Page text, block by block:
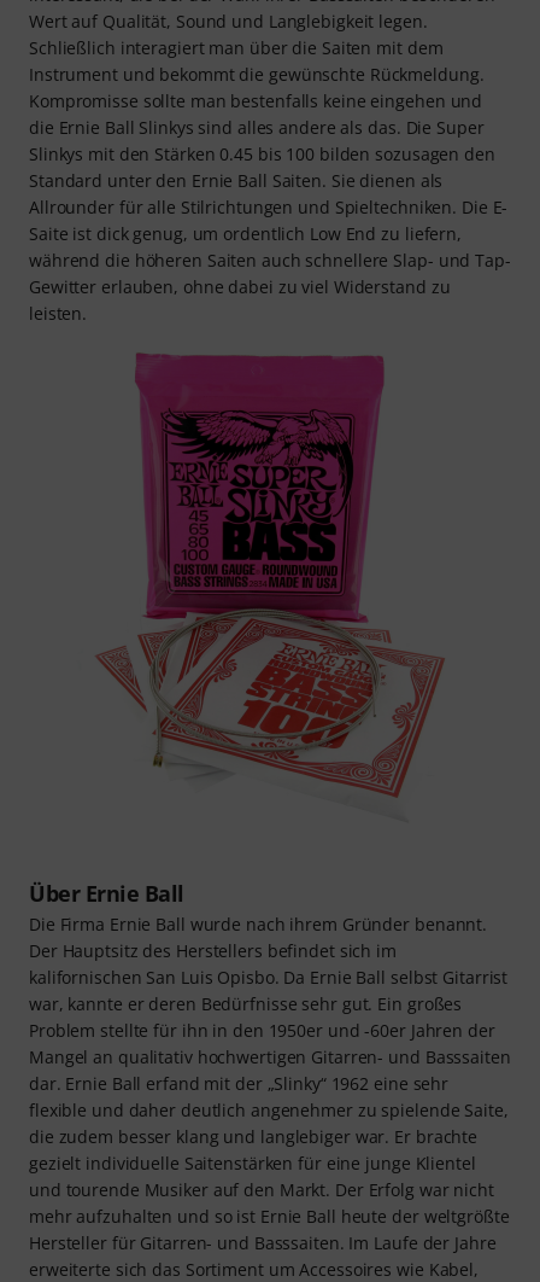
Wert auf Qualität, Sound und Langlebigkeit legen.
Schließlich interagiert man über die Saiten mit dem
Instrument und bekommt die gewünschte Rückmeldung.
Kompromisse sollte man bestenfalls keine eingehen und
die Ernie Ball Slinkys sind alles andere als das. Die Super
Slinkys mit den Stärken 0.45 bis 100 bilden sozusagen den
Standard unter den Ernie Ball Saiten. Sie dienen als
Allrounder für alle Stilrichtungen und Spieltechniken. Die E-
Saite ist dick genug, um ordentlich Low End zu liefern,
während die höheren Saiten auch schnellere Slap- und Tap-
Gewitter erlauben, ohne dabei zu viel Widerstand zu
leisten.
Über Ernie Ball
Die Firma Ernie Ball wurde nach ihrem Gründer benannt.
Der Hauptsitz des Herstellers befindet sich im
kalifornischen San Luis Opisbo. Da Ernie Ball selbst Gitarrist
war, kannte er deren Bedürfnisse sehr gut. Ein großes
Problem stellte für ihn in den 1950er und -60er Jahren der
Mangel an qualitativ hochwertigen Gitarren- und Basssaiten
dar. Ernie Ball erfand mit der „Slinky“ 1962 eine sehr
flexible und daher deutlich angenehmer zu spielende Saite,
die zudem besser klang und langlebiger war. Er brachte
gezielt individuelle Saitenstärken für eine junge Klientel
und tourende Musiker auf den Markt. Der Erfolg war nicht
mehr aufzuhalten und so ist Ernie Ball heute der weltgrößte
Hersteller für Gitarren- und Basssaiten. Im Laufe der Jahre
erweiterte sich das Sortiment um Accessoires wie Kabel,